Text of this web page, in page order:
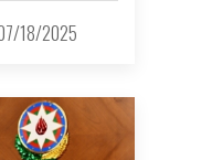
18/2025